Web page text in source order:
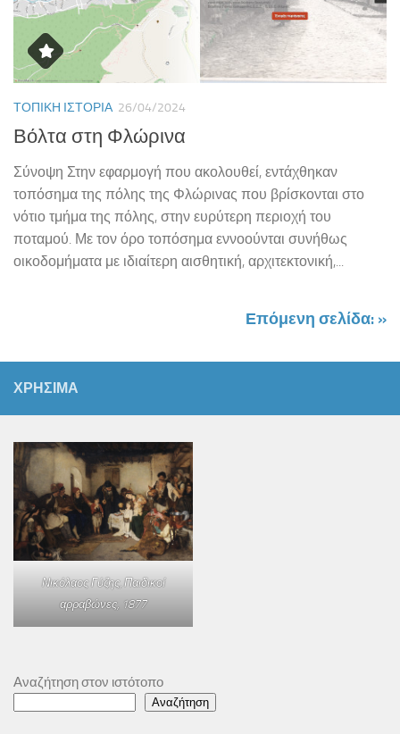
ΤΟΠΙΚΉ ΙΣΤΟΡΊΑ 26/04/2024
Βόλτα στη Φλώρινα
Σύνοψη Στην εφαρμογή που ακολουθεί, εντάχθηκαν
τοπόσημα της πόλης της Φλώρινας που βρίσκονται στο
νότιο τμήμα της πόλης, στην ευρύτερη περιοχή του
ποταμού. Με τον όρο τοπόσημα εννοούνται συνήθως
οικοδομήματα με ιδιαίτερη αισθητική, αρχιτεκτονική,...
Επόμενη σελίδα: »
ΧΡΗΣΙΜΑ
Νικόλαος Γύζης,Παιδικοί
αρραβώνες, 1877
Αναζήτηση στον ιστότοπο
Αναζήτηση